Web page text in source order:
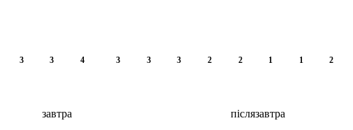
3 3 4 3 3 3 2 2 1 1 2
завтра післязавтра